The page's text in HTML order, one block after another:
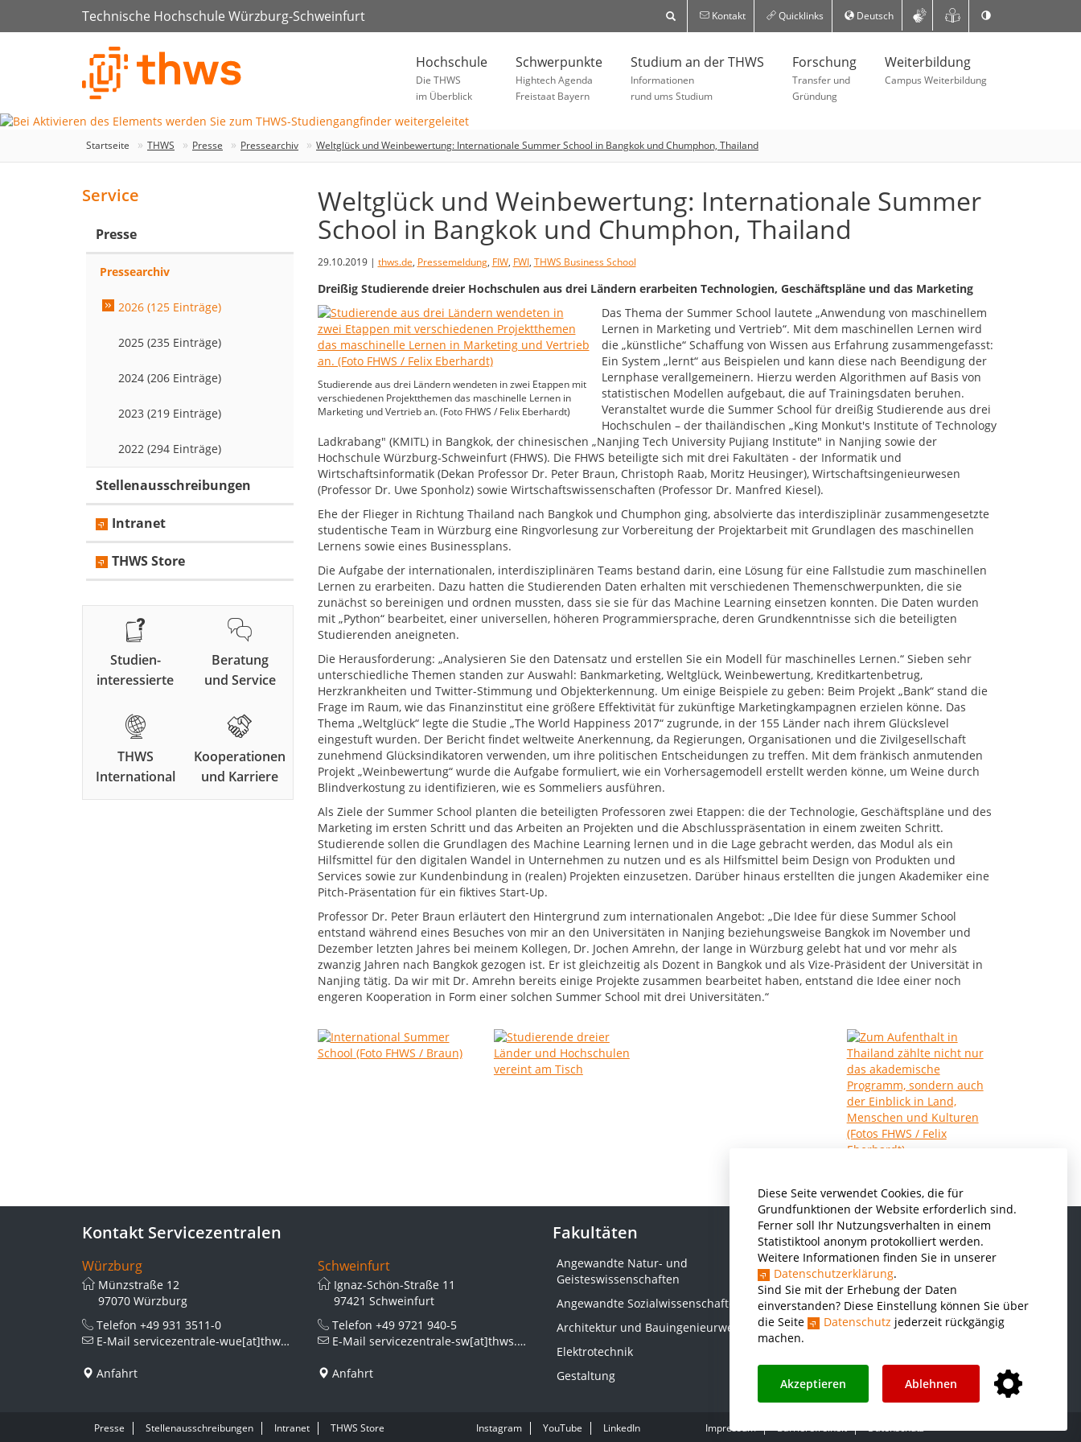
Diese Seite verwendet Cookies, die für
Grundfunktionen der Website erforderlich sind.
Ferner soll Ihr Nutzungsverhalten in einem
Statistiktool anonym protokolliert werden.
Weitere Informationen finden Sie in unserer
Datenschutzerklärung.
Sind Sie mit der Erhebung der Daten
einverstanden? Diese Einstellung können Sie über
die Seite
Datenschutz jederzeit rückgängig
machen.
Akzeptieren Ablehnen
Technische Hochschule Würzburg-Schweinfurt Kontakt Quicklinks Deutsch
Hochschule
Die THWS
im Überblick
Schwerpunkte
Hightech Agenda
Freistaat Bayern
Studium an der THWS
Informationen
rund ums Studium
Forschung
Transfer und
Gründung
Weiterbildung
Campus Weiterbildung
Startseite THWS Presse Pressearchiv Weltglück und Weinbewertung: Internationale Summer School in Bangkok und Chumphon, Thailand
Weltglück und Weinbewertung: Internationale Summer
School in Bangkok und Chumphon, Thailand
29.10.2019 | thws.de, Pressemeldung, FIW, FWI, THWS Business School
Dreißig Studierende dreier Hochschulen aus drei Ländern erarbeiten Technologien, Geschäftspläne und das Marketing
Studierende aus drei Ländern wendeten in zwei Etappen mit
verschiedenen Projektthemen das maschinelle Lernen in
Marketing und Vertrieb an. (Foto FHWS / Felix Eberhardt)
Das Thema der Summer School lautete „Anwendung von maschinellem
Lernen in Marketing und Vertrieb“. Mit dem maschinellen Lernen wird
die „künstliche“ Schaffung von Wissen aus Erfahrung zusammengefasst:
Ein System „lernt“ aus Beispielen und kann diese nach Beendigung der
Lernphase verallgemeinern. Hierzu werden Algorithmen auf Basis von
statistischen Modellen aufgebaut, die auf Trainingsdaten beruhen.
Veranstaltet wurde die Summer School für dreißig Studierende aus drei
Hochschulen – der thailändischen „King Monkut's Institute of Technology
Ladkrabang" (KMITL) in Bangkok, der chinesischen „Nanjing Tech University Pujiang Institute" in Nanjing sowie der
Hochschule Würzburg-Schweinfurt (FHWS). Die FHWS beteiligte sich mit drei Fakultäten - der Informatik und
Wirtschaftsinformatik (Dekan Professor Dr. Peter Braun, Christoph Raab, Moritz Heusinger), Wirtschaftsingenieurwesen
(Professor Dr. Uwe Sponholz) sowie Wirtschaftswissenschaften (Professor Dr. Manfred Kiesel).
Ehe der Flieger in Richtung Thailand nach Bangkok und Chumphon ging, absolvierte das interdisziplinär zusammengesetzte
studentische Team in Würzburg eine Ringvorlesung zur Vorbereitung der Projektarbeit mit Grundlagen des maschinellen
Lernens sowie eines Businessplans.
Die Aufgabe der internationalen, interdisziplinären Teams bestand darin, eine Lösung für eine Fallstudie zum maschinellen
Lernen zu erarbeiten. Dazu hatten die Studierenden Daten erhalten mit verschiedenen Themenschwerpunkten, die sie
zunächst so bereinigen und ordnen mussten, dass sie sie für das Machine Learning einsetzen konnten. Die Daten wurden
mit „Python“ bearbeitet, einer universellen, höheren Programmiersprache, deren Grundkenntnisse sich die beteiligten
Studierenden aneigneten.
Die Herausforderung: „Analysieren Sie den Datensatz und erstellen Sie ein Modell für maschinelles Lernen.“ Sieben sehr
unterschiedliche Themen standen zur Auswahl: Bankmarketing, Weltglück, Weinbewertung, Kreditkartenbetrug,
Herzkrankheiten und Twitter-Stimmung und Objekterkennung. Um einige Beispiele zu geben: Beim Projekt „Bank“ stand die
Frage im Raum, wie das Finanzinstitut eine größere Effektivität für zukünftige Marketingkampagnen erzielen könne. Das
Thema „Weltglück“ legte die Studie „The World Happiness 2017“ zugrunde, in der 155 Länder nach ihrem Glückslevel
eingestuft wurden. Der Bericht findet weltweite Anerkennung, da Regierungen, Organisationen und die Zivilgesellschaft
zunehmend Glücksindikatoren verwenden, um ihre politischen Entscheidungen zu treffen. Mit dem fränkisch anmutenden
Projekt „Weinbewertung“ wurde die Aufgabe formuliert, wie ein Vorhersagemodell erstellt werden könne, um Weine durch
Blindverkostung zu identifizieren, wie es Sommeliers ausführen.
Als Ziele der Summer School planten die beteiligten Professoren zwei Etappen: die der Technologie, Geschäftspläne und des
Marketing im ersten Schritt und das Arbeiten an Projekten und die Abschlusspräsentation in einem zweiten Schritt.
Studierende sollen die Grundlagen des Machine Learning lernen und in die Lage gebracht werden, das Modul als ein
Hilfsmittel für den digitalen Wandel in Unternehmen zu nutzen und es als Hilfsmittel beim Design von Produkten und
Services sowie zur Kundenbindung in (realen) Projekten einzusetzen. Darüber hinaus erstellten die jungen Akademiker eine
Pitch-Präsentation für ein fiktives Start-Up.
Professor Dr. Peter Braun erläutert den Hintergrund zum internationalen Angebot: „Die Idee für diese Summer School
entstand während eines Besuches von mir an den Universitäten in Nanjing beziehungsweise Bangkok im November und
Dezember letzten Jahres bei meinem Kollegen, Dr. Jochen Amrehn, der lange in Würzburg gelebt hat und vor mehr als
zwanzig Jahren nach Bangkok gezogen ist. Er ist gleichzeitig als Dozent in Bangkok und als Vize-Präsident der Universität in
Nanjing tätig. Da wir mit Dr. Amrehn bereits einige Projekte zusammen bearbeitet haben, entstand die Idee einer noch
engeren Kooperation in Form einer solchen Summer School mit drei Universitäten.“
Service
Presse
Pressearchiv
2026 (125 Einträge)
2025 (235 Einträge)
2024 (206 Einträge)
2023 (219 Einträge)
2022 (294 Einträge)
Stellenausschreibungen
Intranet
THWS Store
Studien-
interessierte
Beratung
und Service
THWS
International
Kooperationen
und Karriere
Kontakt Servicezentralen
Würzburg
Münzstraße 12
97070 Würzburg
Telefon +49 931 3511-0
E-Mail servicezentrale-wue[at]thws.de
Anfahrt
Schweinfurt
Ignaz-Schön-Straße 11
97421 Schweinfurt
Telefon +49 9721 940-5
E-Mail servicezentrale-sw[at]thws.de
Anfahrt
Fakultäten
Angewandte Natur- und
Geisteswissenschaften
Angewandte Sozialwissenschaften
Architektur und Bauingenieurwesen
Elektrotechnik
Gestaltung
Informatik und Wirtschaftsinformatik
Kunststofftechnik und Vermessung
Maschinenbau
THWS Business School
Presse Stellenausschreibungen Intranet THWS Store Instagram YouTube LinkedIn Impressum Barrierefreiheit Datenschutz